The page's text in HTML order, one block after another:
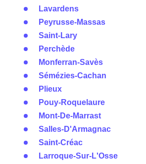
Lavardens
Peyrusse-Massas
Saint-Lary
Perchède
Monferran-Savès
Sémézies-Cachan
Plieux
Pouy-Roquelaure
Mont-De-Marrast
Salles-D'Armagnac
Saint-Créac
Larroque-Sur-L'Osse